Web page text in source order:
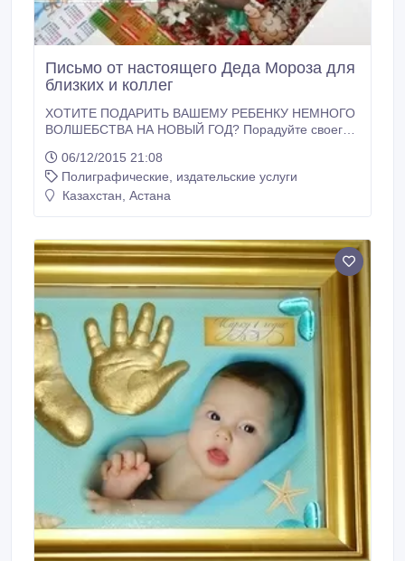
Письмо от настоящего Деда Мороза для
близких и коллег
ХОТИТЕ ПОДАРИТЬ ВАШЕМУ РЕБЕНКУ НЕМНОГО
ВОЛШЕБСТВА НА НОВЫЙ ГОД? Порадуйте своего
настоящего Дедушки Мороза Каждый ребенок - это
маленький ангел, который бескорыстно верит в
чудеса и ждет волшебства. Новый год - это как раз
06/12/2015 21:08
Полиграфические, издательские услуги
Казахстан, Астана